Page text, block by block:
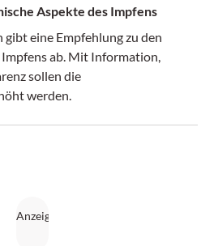
Aspekte des Impfens
eine Empfehlung zu den
ab. Mit Information,
sollen die
werden.